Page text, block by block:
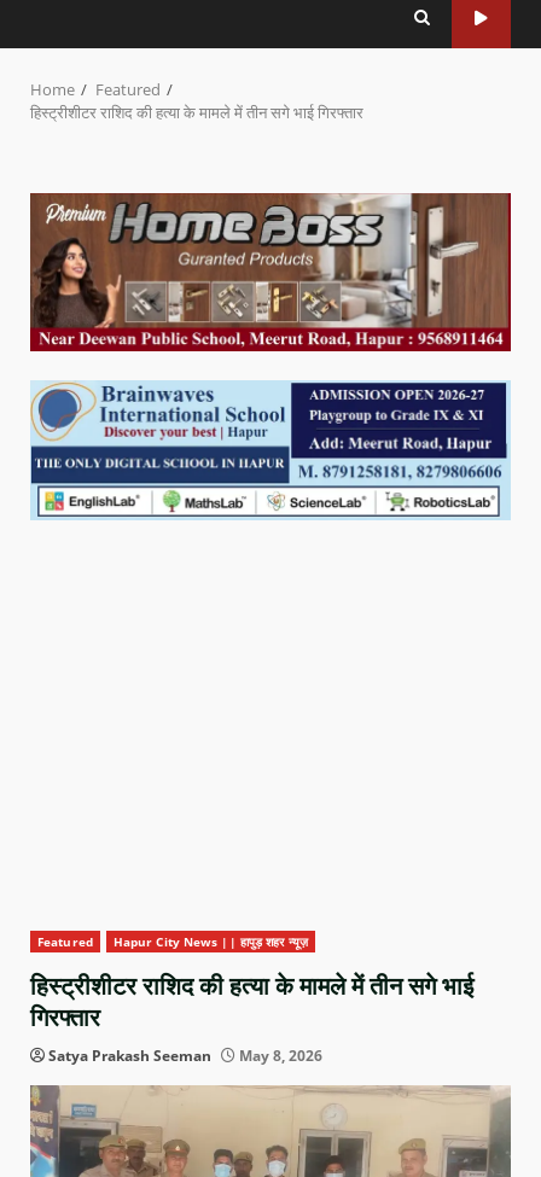
Home
Featured
हिस्ट्रीशीटर राशिद की हत्या के मामले में तीन सगे भाई गिरफ्तार
Featured Hapur City News || हापुड़ शहर न्यूज़
हिस्ट्रीशीटर राशिद की हत्या के मामले में तीन सगे भाई
गिरफ्तार
Satya Prakash Seeman May 8, 2026